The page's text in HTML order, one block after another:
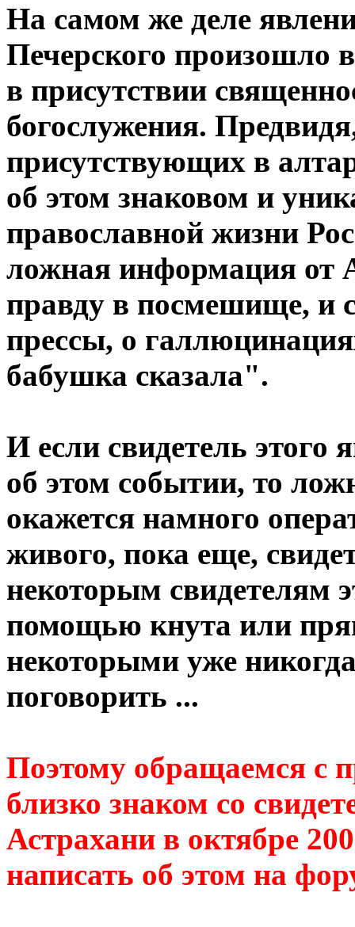
На самом же деле
Печерского произошло
в присутствии
богослужения.
присутствующих в
об этом знаковом и
православной жизни
ложная информация от
правду в посмешище, и
прессы, о
бабушка сказала".
И если свидетель этого
об этом событии, то
окажется намного
живого, пока еще,
некоторым свидетелям
помощью кнута или
некоторыми уже
поговорить ...
Поэтому обращаемся с
близко знаком со
Астрахани в октябре
написать об этом на